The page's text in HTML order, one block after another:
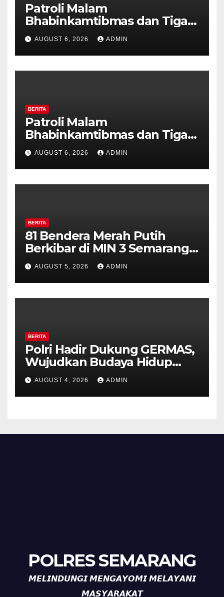
Patroli Malam
Bhabinkamtibmas dan Tiga
Pilar Kelurahan Ungaran
Perkuat Kamtibmas, Warga
Diajak Aktifkan Ronda
AUGUST 6, 2026 ADMIN
BERITA
Patroli Malam
Bhabinkamtibmas dan Tiga
Pilar Kelurahan Ungaran
Perkuat Kamtibmas, Warga
Diajak Aktifkan Ronda
AUGUST 6, 2026 ADMIN
BERITA
81 Bendera Merah Putih
Berkibar di MIN 3 Semarang,
Bhabinkamtibmas Desa
Timpik Hadiri Peringatan
HUT ke-81 Kemerdekaan RI
AUGUST 5, 2026 ADMIN
BERITA
Polri Hadir Dukung GERMAS,
Wujudkan Budaya Hidup
Sehat di Kecamatan Pabelan
AUGUST 4, 2026 ADMIN
POLRES SEMARANG
𝙈𝙀𝙇𝙄𝙉𝘿𝙐𝙉𝙂𝙄 𝙈𝙀𝙉𝙂𝘼𝙔𝙊𝙈𝙄 𝙈𝙀𝙇𝘼𝙔𝘼𝙉𝙄
𝙈𝘼𝙎𝙔𝘼𝙍𝘼𝙆𝘼𝙏